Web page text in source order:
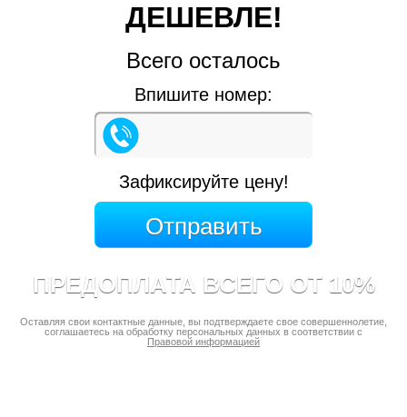
ДЕШЕВЛЕ!
Всего осталось
Впишите номер:
Зафиксируйте цену!
ПРЕДОПЛАТА ВСЕГО ОТ 10%
Оставляя свои контактные данные, вы подтверждаете свое совершеннолетие,
соглашаетесь на обработку персональных данных в соответствии с
Правовой информацией